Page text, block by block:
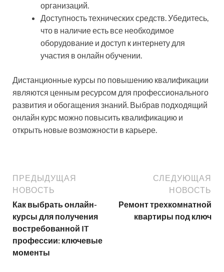
организаций.
Доступность технических средств. Убедитесь,
что в наличие есть все необходимое
оборудование и доступ к интернету для
участия в онлайн обучении.
Дистанционные курсы по повышению квалификации
являются ценным ресурсом для профессионального
развития и обогащения знаний. Выбрав подходящий
онлайн курс можно повысить квалификацию и
открыть новые возможности в карьере.
ПРЕДЫДУЩАЯ
НОВОСТЬ
Как выбрать онлайн-
курсы для получения
востребованной IT
профессии: ключевые
моменты
СЛЕДУЮЩАЯ
НОВОСТЬ
Ремонт трехкомнатной
квартиры под ключ